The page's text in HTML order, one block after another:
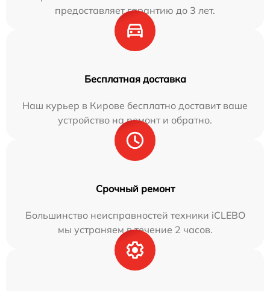
предоставляет гарантию до 3 лет.
Бесплатная доставка
Наш курьер в Кирове бесплатно доставит ваше
устройство на ремонт и обратно.
Срочный ремонт
Большинство неисправностей техники iCLEBO
мы устраняем в течение 2 часов.